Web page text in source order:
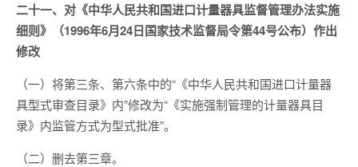
二十一、对《中华人民共和国进口计量器具监督管理办法实施
细则》（1996年6月24日国家技术监督局令第44号公布）作出
修改
（一）将第三条、第六条中的“《中华人民共和国进口计量器
具型式审查目录》内”修改为“《实施强制管理的计量器具目
录》内监管方式为型式批准”。
（二）删去第三章。